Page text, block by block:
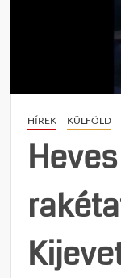
HÍREK KÜLFÖLD